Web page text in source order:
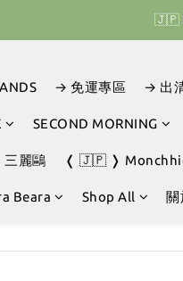
🇰🇷 𝗗𝗜𝗡𝗢𝗧𝗔𝗘𝗡𝗚🇯🇵
→ 免運專區 → 出
SECOND MORNING
麗鷗 ❬ 🇯🇵 ❭
Beara Shop All